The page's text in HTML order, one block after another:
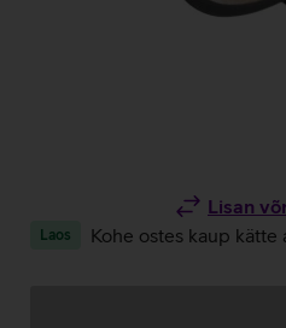
Lisan
Laos Kohe ostes kaup kätte